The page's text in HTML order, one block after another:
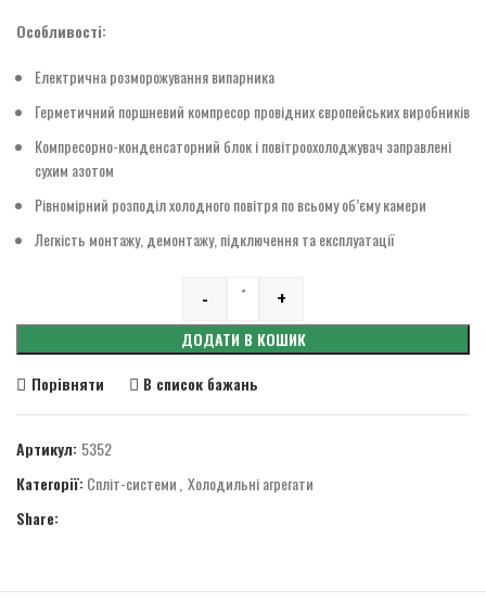
Особливості:
Електрична розморожування випарника
Герметичний поршневий компресор провідних європейських виробників
Компресорно-конденсаторний блок і повітроохолоджувач заправлені
сухим азотом
Рівномірний розподіл холодного повітря по всьому об’єму камери
Легкість монтажу, демонтажу, підключення та експлуатації
Quantity
- +
ДОДАТИ В КОШИК
Порівняти
В список бажань
Артикул: 5352
Категорії: Спліт-системи Холодильні агрегати
Share: